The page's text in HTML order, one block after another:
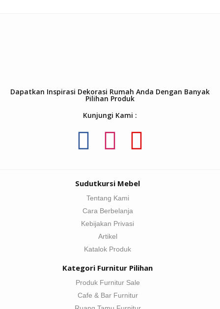
Dapatkan Inspirasi Dekorasi Rumah Anda Dengan Banyak
Pilihan Produk
Kunjungi Kami :
Sudutkursi Mebel
Tentang Kami
Cara Berbelanja
Kebijakan Privasi
Artikel
Katalok Produk
Kategori Furnitur Pilihan
Produk Furnitur Sale
Cafe & Bar Furnitur